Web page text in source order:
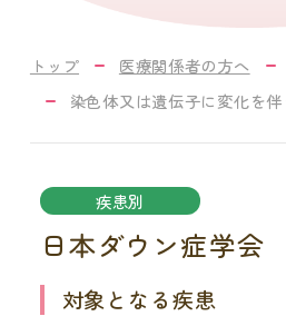
トップ 医療関係者の方へ
染色体又は遺伝子に変化を
疾患別
日本ダウン症学会
対象となる疾患